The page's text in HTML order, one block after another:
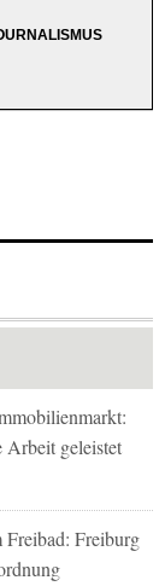
geleistet
Freiburg